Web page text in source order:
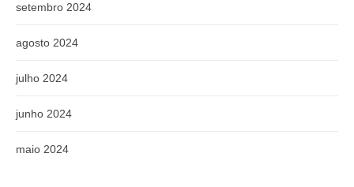
setembro 2024
agosto 2024
julho 2024
junho 2024
maio 2024